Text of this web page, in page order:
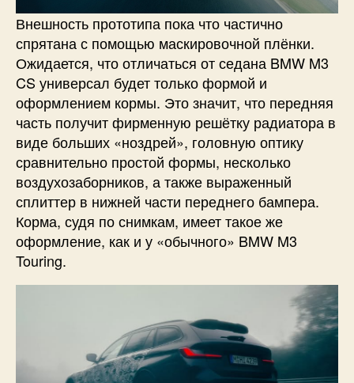
Внешность прототипа пока что частично
спрятана с помощью маскировочной плёнки.
Ожидается, что отличаться от седана BMW M3
CS универсал будет только формой и
оформлением кормы. Это значит, что передняя
часть получит фирменную решётку радиатора в
виде больших «ноздрей», головную оптику
сравнительно простой формы, несколько
воздухозаборников, а также выраженный
сплиттер в нижней части переднего бампера.
Корма, судя по снимкам, имеет такое же
оформление, как и у «обычного» BMW M3
Touring.